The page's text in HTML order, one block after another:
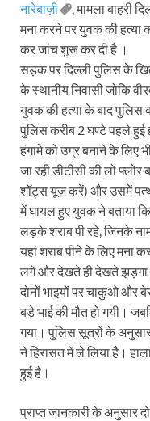
नारेबाज़ी
, मामला बाहरी
मना करने पर युवक की हत्या
कर जांच शुरू कर दी है ।
सड़क पर दिल्ली पुलिस के
के स्थानीय निवासी जोकि
युवक की हत्या के बाद पुलिस
पुलिस करीब 2 घण्टे पहले हुई
हंगामे को उग्र बनाने के
जा रही डीटीसी की लो
शॉट्स यूज़ करें) और उसमें
में घायल हुए युवक ने बताया
लड़के शराब पी रहे, जिनके
यहां शराब पीने के लिए मना
लगे और देखते ही देखते झड़गा
दोनों भाइयों पर चाकुओ और
बड़े भाई की मौत हो गयी।
गया। पुलिस सूत्रों के
ने हिरासत में ले लिया है।
हुई है।
प्राप्त जानकारी के अनुसार